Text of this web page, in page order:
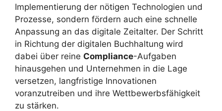
Implementierung der nötigen Technologien und
Prozesse, sondern fördern auch eine schnelle
Anpassung an das digitale Zeitalter. Der Schritt
in Richtung der digitalen Buchhaltung wird
dabei über reine Compliance-Aufgaben
hinausgehen und Unternehmen in die Lage
versetzen, langfristige Innovationen
voranzutreiben und ihre Wettbewerbsfähigkeit
zu stärken.